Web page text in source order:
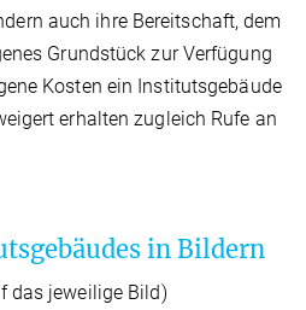
auch ihre Bereitschaft, dem
Grundstück zur Verfügung
Kosten ein Institutsgebäude
erhalten zugleich Rufe an
in Bildern
das jeweilige Bild)